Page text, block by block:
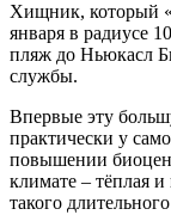
Хищник, который
января в радиусе
пляж до Ньюкасл
службы.
Впервые эту
практически у
повышении
климате – тёплая
такого